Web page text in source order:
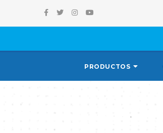
PRODUCTOS